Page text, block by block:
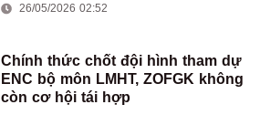
26/05/2026 02:52
Chính thức chốt đội hình tham dự
ENC bộ môn LMHT, ZOFGK không
còn cơ hội tái hợp